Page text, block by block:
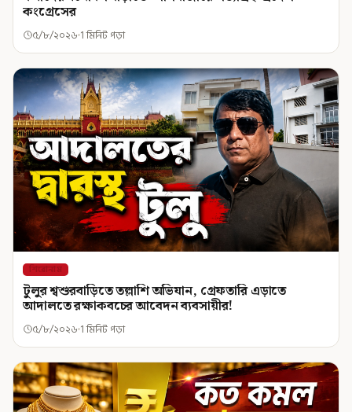
কংগ্রেসের
৫/৮/২০২৬ 1 মিনিট পড়া
শিরোনাম
টুলুর শ্বশুরবাড়িতে তল্লাশি অভিযান, গ্রেফতারি এড়াতে
আদালতে রক্ষাকবচের আবেদন ব্যবসায়ীর!
৫/৮/২০২৬ 1 মিনিট পড়া